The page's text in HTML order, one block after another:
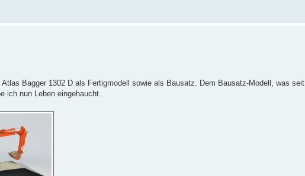
Bagger 1302 D als Fertigmodell sowie als Bausatz. Dem Bausatz-Modell, was seit
ich nun Leben eingehaucht.